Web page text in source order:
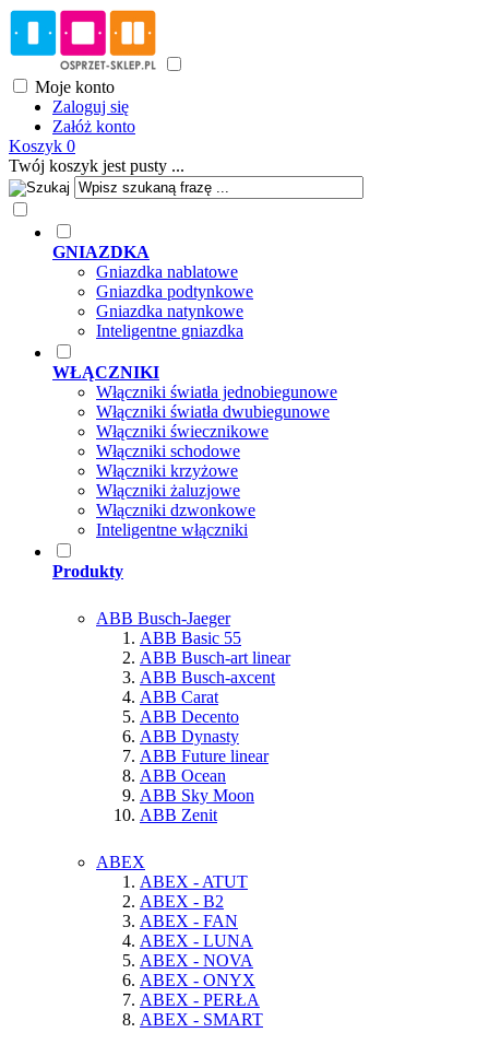
Moje konto
Zaloguj się
Załóż konto
Koszyk 0
Twój koszyk jest pusty ...
GNIAZDKA
Gniazdka nablatowe
Gniazdka podtynkowe
Gniazdka natynkowe
Inteligentne gniazdka
WŁĄCZNIKI
Włączniki światła jednobiegunowe
Włączniki światła dwubiegunowe
Włączniki świecznikowe
Włączniki schodowe
Włączniki krzyżowe
Włączniki żaluzjowe
Włączniki dzwonkowe
Inteligentne włączniki
Produkty
ABB Busch-Jaeger
ABB Basic 55
ABB Busch-art linear
ABB Busch-axcent
ABB Carat
ABB Decento
ABB Dynasty
ABB Future linear
ABB Ocean
ABB Sky Moon
ABB Zenit
ABEX
ABEX - ATUT
ABEX - B2
ABEX - FAN
ABEX - LUNA
ABEX - NOVA
ABEX - ONYX
ABEX - PERŁA
ABEX - SMART